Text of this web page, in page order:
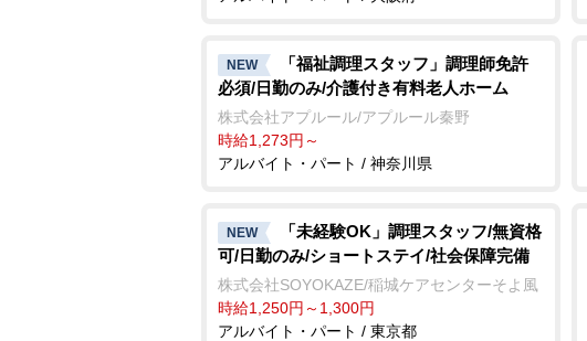
NEW
「福祉調理スタッフ」調理師免許
必須/日勤のみ/介護付き有料老人ホーム
株式会社アプルール/アプルール秦野
時給1,273円～
アルバイト・パート / 神奈川県
NEW
「未経験OK」調理スタッフ/無資格
可/日勤のみ/ショートステイ/社会保障完備
株式会社SOYOKAZE/稲城ケアセンターそよ風
時給1,250円～1,300円
アルバイト・パート / 東京都